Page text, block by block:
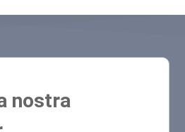
nostra